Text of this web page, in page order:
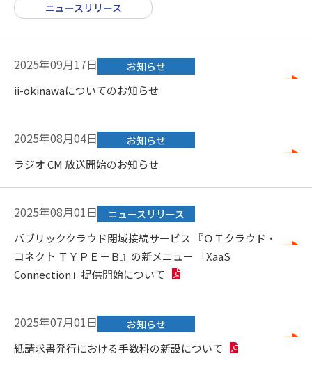
ニュースリリース
2025年09月17日 お知らせ
ii-okinawaについてのお知らせ
2025年08月04日 お知らせ
ラジオ CM 放送開始のお知らせ
2025年08月01日 ニュースリリース
パブリッククラウド閉域接続サービス 『ＯＴクラウド・
コネクト ＴＹＰＥ－Ｂ』の新メニュー 「XaaS
Connection」提供開始について
2025年07月01日 お知らせ
紙請求書発行における手数料の新設について